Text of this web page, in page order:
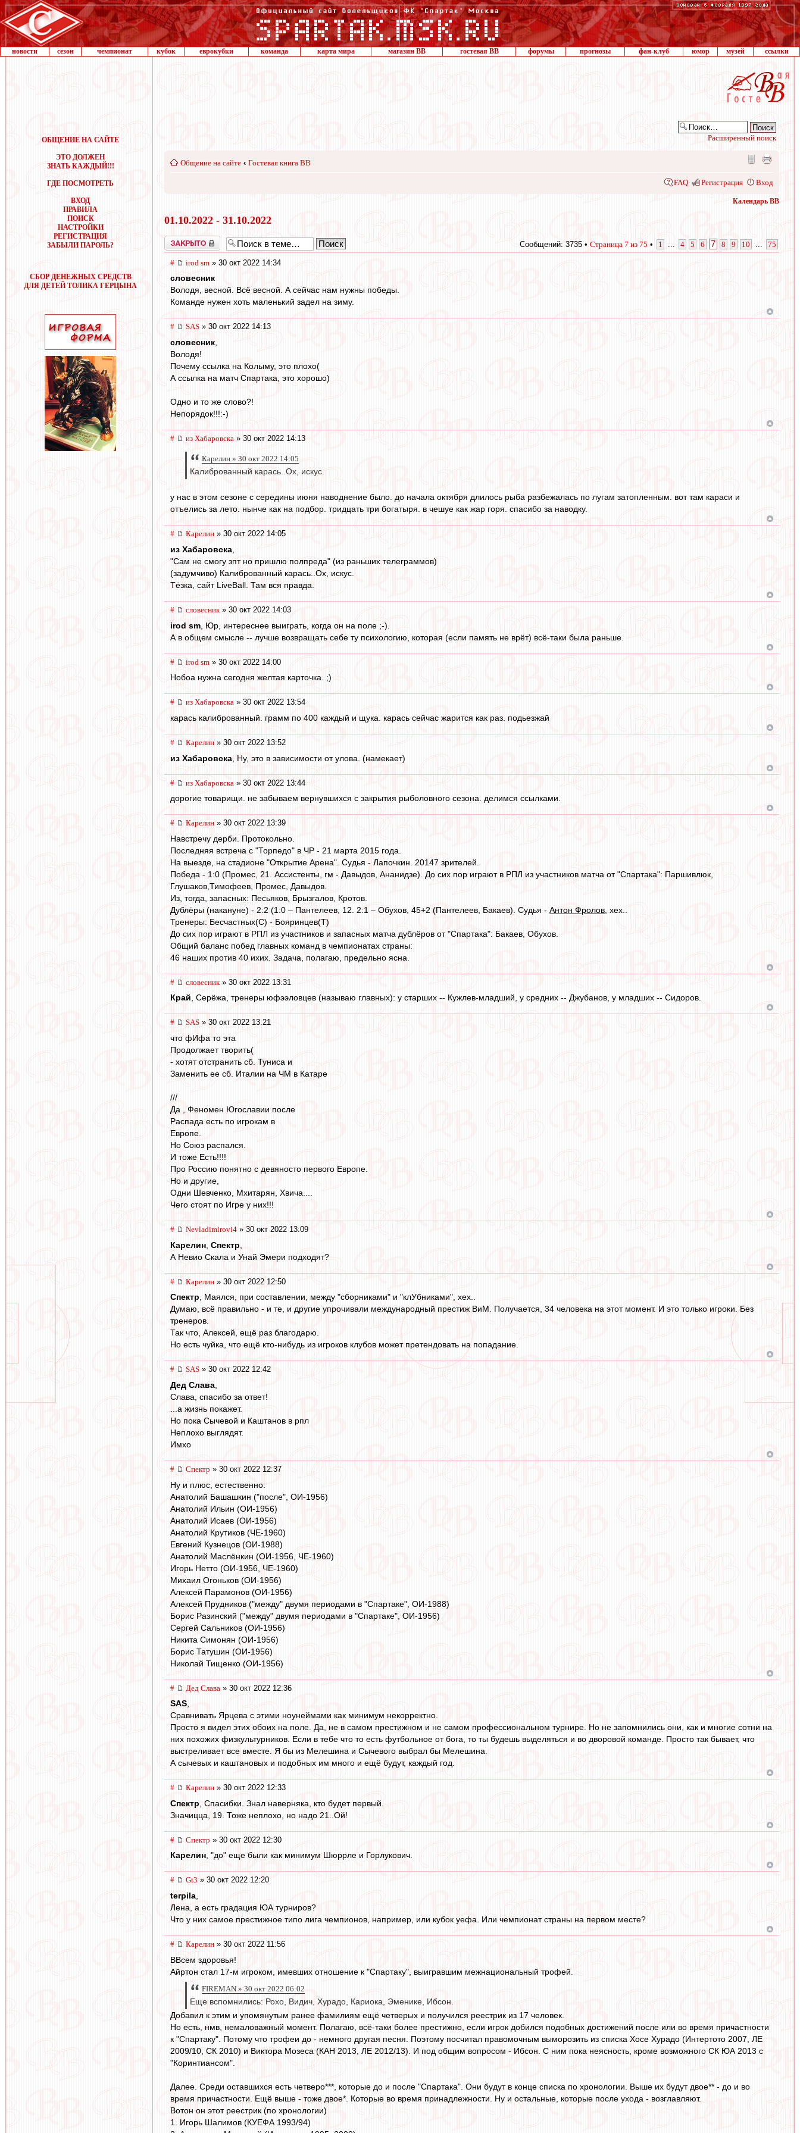
новости сезон чемпионат кубок еврокубки команда карта мира магазин ВВ гостевая ВВ форумы прогнозы фан-клуб юмор музей ссылки
ОБЩЕНИЕ НА САЙТЕ
ЭТО ДОЛЖЕН
ЗНАТЬ КАЖДЫЙ!!!
ГДЕ ПОСМОТРЕТЬ
ВХОД
ПРАВИЛА
ПОИСК
НАСТРОЙКИ
РЕГИСТРАЦИЯ
ЗАБЫЛИ ПАРОЛЬ?
СБОР ДЕНЕЖНЫХ СРЕДСТВ
ДЛЯ ДЕТЕЙ ТОЛИКА ГЕРЦЫНА
Расширенный поиск
Общение на сайте ‹ Гостевая книга ВВ
FAQ Регистрация Вход
Календарь ВВ
01.10.2022 - 31.10.2022
Закрыто Сообщений: 3735 • Страница 7 из 75 • 1 4 5 6 7 8 9 10 75
# irod sm » 30 окт 2022 14:34
словесник
Володя, весной. Всё весной. А сейчас нам нужны победы.
Команде нужен хоть маленький задел на зиму.
# SAS » 30 окт 2022 14:13
словесник
Володя!
Почему ссылка на Колыму, это плохо(
А ссылка на матч Спартака, это хорошо)
Одно и то же слово?!
Непорядок!!!:-)
# из Хабаровска » 30 окт 2022 14:13
Карелин » 30 окт 2022 14:05
Калиброванный карась..Ох, искус.
у нас в этом сезоне с середины июня наводнение было. до начала октября длилось рыба разбежалась по лугам затопленным. вот там караси и
отъелись за лето. нынче как на подбор. тридцать три богатыря. в чешуе как жар горя. спасибо за наводку.
# Карелин » 30 окт 2022 14:05
из Хабаровска
"Сам не смогу зпт но пришлю полпреда" (из раньших телеграммов)
(задумчиво) Калиброванный карась..Ох, искус.
Тёзка, сайт LiveBall. Там вся правда.
# словесник» 30 окт 2022 14:03
irod sm , Юр, интереснее выиграть, когда он на поле ;-).
А в общем смысле -- лучше возвращать себе ту психологию, которая (если память не врёт) всё-таки была раньше.
# irod sm » 30 окт 2022 14:00
Нобоа нужна сегодня желтая карточка. ;)
# из Хабаровска » 30 окт 2022 13:54
карась калиброванный. грамм по 400 каждый и щука. карась сейчас жарится как раз. подьезжай
# Карелин » 30 окт 2022 13:52
из Хабаровска , Ну, это в зависимости от улова. (намекает)
# из Хабаровска » 30 окт 2022 13:44
дорогие товарищи. не забываем вернувшихся с закрытия рыболовного сезона. делимся ссылками.
# Карелин » 30 окт 2022 13:39
Навстречу дерби. Протокольно.
Последняя встреча с "Торпедо" в ЧР - 21 марта 2015 года.
На выезде, на стадионе "Открытие Арена". Судья - Лапочкин. 20147 зрителей.
Победа - 1:0 (Промес, 21. Ассистенты, гм - Давыдов, Ананидзе). До сих пор играют в РПЛ из участников матча от "Спартака": Паршивлюк,
Глушаков,Тимофеев, Промес, Давыдов.
Из, тогда, запасных: Песьяков, Брызгалов, Кротов.
Дублёры (накануне) - 2:2 (1:0 – Пантелеев, 12. 2:1 – Обухов, 45+2 (Пантелеев, Бакаев). Судья - Антон Фролов , хех..
Тренеры: Бесчастных(С) - Бояринцев(Т)
До сих пор играют в РПЛ из участников и запасных матча дублёров от "Спартака": Бакаев, Обухов.
Общий баланс побед главных команд в чемпионатах страны:
46 наших против 40 ихих. Задача, полагаю, предельно ясна.
# словесник » 30 окт 2022 13:31
Край, Серёжа, тренеры юфээловцев (называю главных): у старших -- Кужлев-младший, у средних -- Джубанов, у младших -- Сидоров.
# SAS » 30 окт 2022 13:21
что фИфа то эта
Продолжает творить(
- хотят отстранить сб. Туниса и
Заменить ее сб. Италии на ЧМ в Катаре
///
Да , Феномен Югославии после
Распада есть по игрокам в
Европе.
Но Союз распался.
И тоже Есть!!!!
Про Россию понятно с девяносто первого Европе.
Но и другие,
Одни Шевченко, Мхитарян, Хвича....
Чего стоят по Игре у них!!!
# Nevladimirovi4 » 30 окт 2022 13:09
Карелин Спектр
А Невио Скала и Унай Эмери подходят?
# Карелин » 30 окт 2022 12:50
Спектр, Маялся, при составлении, между "сборниками" и "клУбниками", хех..
Думаю, всё правильно - и те, и другие упрочивали международный престиж ВиМ. Получается, 34 человека на этот момент. И это только игроки. Без
тренеров.
Так что, Алексей, ещё раз благодарю.
Но есть чуйка, что ещё кто-нибудь из игроков клубов может претендовать на попадание.
# SAS » 30 окт 2022 12:42
Дед Слава
Слава, спасибо за ответ!
...а жизнь покажет.
Но пока Сычевой и Каштанов в рпл
Неплохо выглядят.
Имхо
# Спектр » 30 окт 2022 12:37
Ну и плюс, естественно:
Анатолий Башашкин ("после", ОИ-1956)
Анатолий Ильин (ОИ-1956)
Анатолий Исаев (ОИ-1956)
Анатолий Крутиков (ЧЕ-1960)
Евгений Кузнецов (ОИ-1988)
Анатолий Маслёнкин (ОИ-1956, ЧЕ-1960)
Игорь Нетто (ОИ-1956, ЧЕ-1960)
Михаил Огоньков (ОИ-1956)
Алексей Парамонов (ОИ-1956)
Алексей Прудников ("между" двумя периодами в "Спартаке", ОИ-1988)
Борис Разинский ("между" двумя периодами в "Спартаке", ОИ-1956)
Сергей Сальников (ОИ-1956)
Никита Симонян (ОИ-1956)
Борис Татушин (ОИ-1956)
Николай Тищенко (ОИ-1956)
# Дед Слава » 30 окт 2022 12:36
SAS,
Сравнивать Ярцева с этими ноунеймами как минимум некорректно.
Просто я видел этих обоих на поле. Да, не в самом престижном и не самом профессиональном турнире. Но не запомнились они, как и многие сотни на
них похожих физкультурников. Если в тебе что то есть футбольное от бога, то ты будешь выделяться и во дворовой команде. Просто так бывает, что
выстреливает все вместе. Я бы из Мелешина и Сычевого выбрал бы Мелешина.
А сычевых и каштановых и подобных им много и ещё будут, каждый год.
# Карелин » 30 окт 2022 12:33
Спектр , Спасибки. Знал наверняка, кто будет первый.
Значицца, 19. Тоже неплохо, но надо 21..Ой!
# Спектр » 30 окт 2022 12:30
Карелин, "до" еще были как минимум Шюррле и Горлукович.
# Gt3 » 30 окт 2022 12:20
terpila
Лена, а есть градация ЮА турниров?
Что у них самое престижное типо лига чемпионов, например, или кубок уефа. Или чемпионат страны на первом месте?
# Карелин » 30 окт 2022 11:56
ВВсем здоровья!
Айртон стал 17-м игроком, имевших отношение к "Спартаку", выигравшим межнациональный трофей.
FIREMAN » 30 окт 2022 06:02
Еще вспомнились: Рохо, Видич, Хурадо, Кариока, Эменике, Ибсон.
Добавил к этим и упомянутым ранее фамилиям ещё четверых и получился реестрик из 17 человек.
Но есть, нмв, немаловажный момент. Полагаю, всё-таки более престижно, если игрок добился подобных достижений после или во время причастности
к "Спартаку". Потому что трофеи до - немного другая песня. Поэтому посчитал правомочным выморозить из списка Хосе Хурадо (Интертото 2007, ЛЕ
2009/10, СК 2010) и Виктора Мозеса (КАН 2013, ЛЕ 2012/13). И под общим вопросом - Ибсон. С ним пока неясность, кроме возможного СК ЮА 2013 с
"Коринтиансом".
Далее. Среди оставшихся есть четверо***, которые до и после "Спартака". Они будут в конце списка по хронологии. Выше их будут двое** - до и во
время причастности. Ещё выше - тоже двое*. Которые во время принадлежности. Ну и остальные, которые после ухода - возглавляют.
Вотон он этот реестрик (по хронологии)
1. Игорь Шалимов (КУЕФА 1993/94)